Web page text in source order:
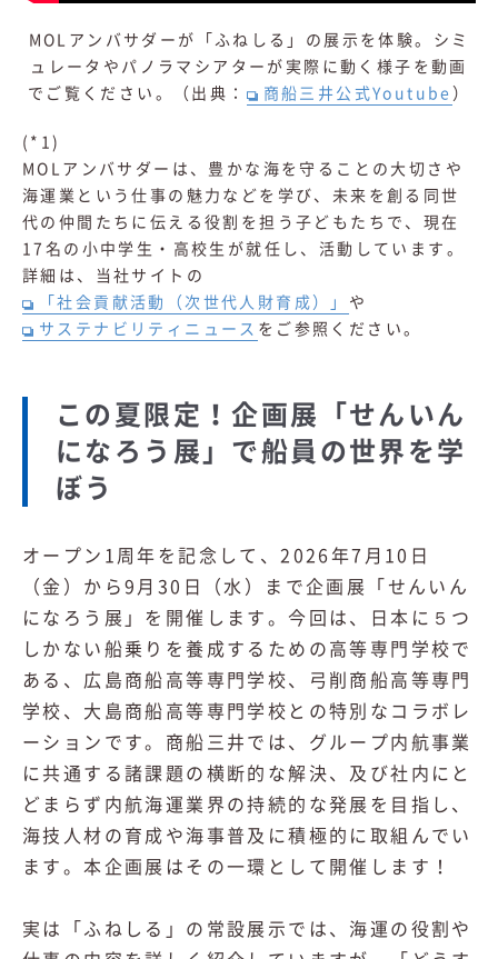
MOLアンバサダーが「ふねしる」の展示を体験。シミ
ュレータやパノラマシアターが実際に動く様子を動画
でご覧ください。（出典：
商船三井公式Youtube ）
(*1)
MOLアンバサダーは、豊かな海を守ることの大切さや
海運業という仕事の魅力などを学び、未来を創る同世
代の仲間たちに伝える役割を担う子どもたちで、現在
17名の小中学生・高校生が就任し、活動しています。
詳細は、当社サイトの
「社会貢献活動（次世代人財育成）」 や
サステナビリティニュース をご参照ください。
この夏限定！企画展「せんいん
になろう展」で船員の世界を学
ぼう
オープン1周年を記念して、2026年7月10日
（金）から9月30日（水）まで企画展「せんいん
になろう展」を開催します。今回は、日本に５つ
しかない船乗りを養成するための高等専門学校で
ある、広島商船高等専門学校、弓削商船高等専門
学校、大島商船高等専門学校との特別なコラボレ
ーションです。 商船三井では、グループ内航事業
に共通する諸課題の横断的な解決、及び社内にと
どまらず内航海運業界の持続的な発展を目指し、
海技人材の育成や海事普及に積極的に取組んでい
ます。本企画展はその一環として開催します！
実は「ふねしる」の常設展示では、海運の役割や